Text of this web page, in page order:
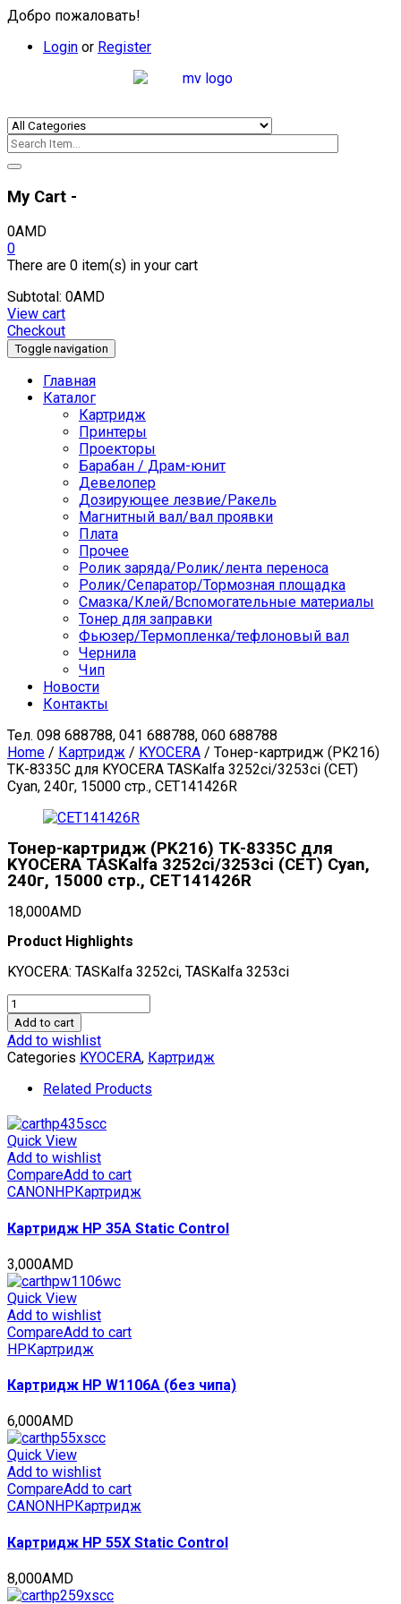
Добро пожаловать!
Login or Register
My Cart -
0AMD
0
There are 0 item(s) in your cart
Subtotal: 0AMD
View cart
Checkout
Toggle navigation
Главная
Каталог
Картридж
Принтеры
Проекторы
Барабан / Драм-юнит
Девелопер
Дозирующее лезвие/Ракель
Магнитный вал/вал проявки
Плата
Прочее
Ролик заряда/Ролик/лента переноса
Ролик/Сепаратор/Тормозная площадка
Смазка/Клей/Вспомогательные материалы
Тонер для заправки
Фьюзер/Термопленка/тефлоновый вал
Чернила
Чип
Новости
Контакты
Тел. 098 688788, 041 688788, 060 688788
Home / Картридж / KYOCERA / Тонер-картридж (PK216)
TK-8335C для KYOCERA TASKalfa 3252ci/3253ci (CET)
Cyan, 240г, 15000 стр., CET141426R
Тонер-картридж (PK216) TK-8335C для
KYOCERA TASKalfa 3252ci/3253ci (CET) Cyan,
240г, 15000 стр., CET141426R
18,000AMD
Product Highlights
KYOCERA: TASKalfa 3252ci, TASKalfa 3253ci
Тонер-
картридж
(PK216)
TK-
8335C
для
TASKalfa
3252ci/3253ci
(CET)
Cyan,
240г,
стр.,
CET141426R
quantity
Add to cart
Add to wishlist
Categories KYOCERA, Картридж
Related Products
Quick View
Add to wishlist
CompareAdd to cart
CANON HP Картридж
Картридж HP 35A Static Control
3,000AMD
Quick View
Add to wishlist
CompareAdd to cart
HPКартридж
Картридж HP W1106A (без чипа)
6,000AMD
Quick View
Add to wishlist
CompareAdd to cart
CANON HP Картридж
Картридж HP 55X Static Control
8,000AMD